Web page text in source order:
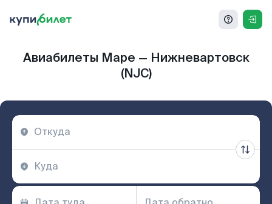
Авиабилеты Маре — Нижневартовск
(NJC)